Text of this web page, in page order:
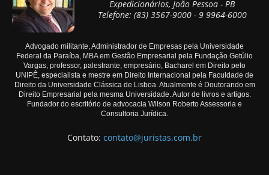
Expedicionários, João Pessoa - PB
Telefone: (83) 3567-9000 - 9 9964-6000
Advogado militante, Administrador de Empresas pela Universidade
Federal da Paraíba, MBA em Gestão Empresarial pela Fundação Getúlio
Vargas, professor, palestrante, empresário, Bacharel em Direito pelo
UNIPÊ, especialista e mestre em Direito Internacional pela Faculdade de
Direito da Universidade Clássica de Lisboa. Atualmente é Doutorando em
Direito Empresarial pela mesma Universidade. Autor de livros e artigos.
Fundador do escritório de advocacia Wilson Roberto Assessoria e
Consultoria Jurídica.
Contato: contato@juristas.com.br